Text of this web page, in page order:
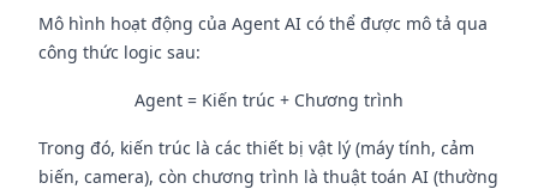
Mô hình hoạt động của Agent AI có thể được mô tả qua
công thức logic sau:
Agent = Kiến trúc + Chương trình
Trong đó, kiến trúc là các thiết bị vật lý (máy tính, cảm
biến, camera), còn chương trình là thuật toán AI (thường